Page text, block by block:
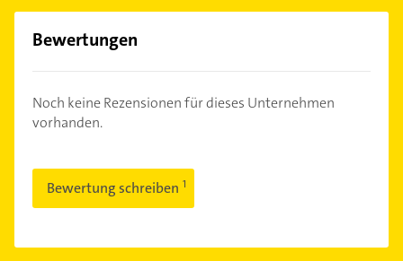
Bewertungen
Noch keine Rezensionen für dieses Unternehmen
vorhanden.
Bewertung schreiben